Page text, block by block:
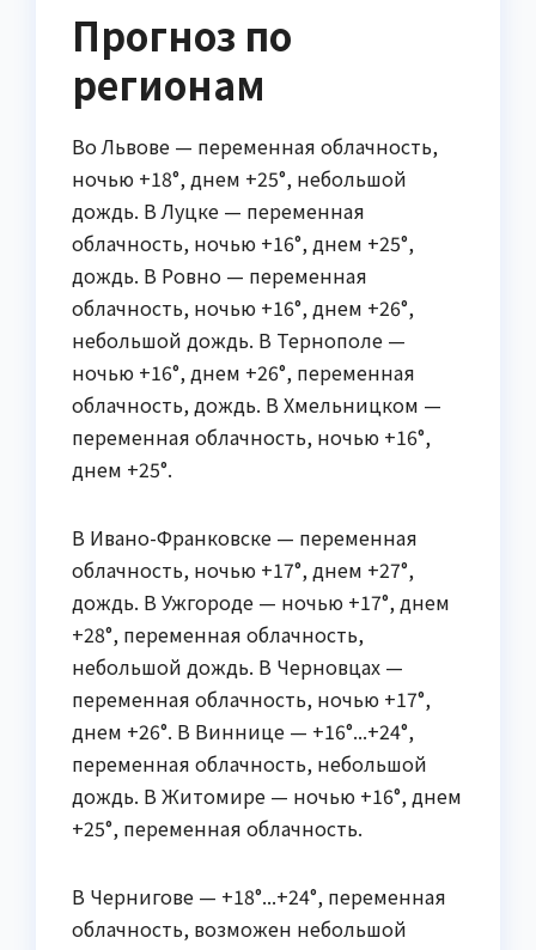
Прогноз по
регионам
Во Львове — переменная облачность,
ночью +18°, днем +25°, небольшой
дождь. В Луцке — переменная
облачность, ночью +16°, днем +25°,
дождь. В Ровно — переменная
облачность, ночью +16°, днем +26°,
небольшой дождь. В Тернополе —
ночью +16°, днем +26°, переменная
облачность, дождь. В Хмельницком —
переменная облачность, ночью +16°,
днем +25°.
В Ивано-Франковске — переменная
облачность, ночью +17°, днем +27°,
дождь. В Ужгороде — ночью +17°, днем
+28°, переменная облачность,
небольшой дождь. В Черновцах —
переменная облачность, ночью +17°,
днем +26°. В Виннице — +16°...+24°,
переменная облачность, небольшой
дождь. В Житомире — ночью +16°, днем
+25°, переменная облачность.
В Чернигове — +18°...+24°, переменная
облачность, возможен небольшой